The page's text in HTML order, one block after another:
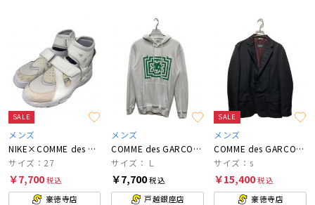
SALE
メンズ
NIKE×COMME des GARCONS
サイズ：27
￥7,700税込
豪徳寺店
メンズ
COMME des GARCONS SHIRT
サイズ：Ｌ
￥7,700税込
戸越銀座店
SALE
メンズ
COMME des GARCONS HOMME DEUX
サイズ：s
￥15,400税込
豪徳寺店